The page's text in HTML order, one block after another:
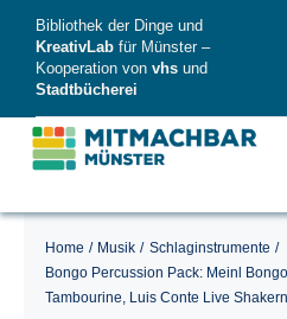
content
Bibliothek der Dinge und
KreativLab für Münster –
Kooperation von vhs und
Stadtbücherei
MitMachBar
Dinge
Home Musik
Schlaginstrumente
Bongo Percussion Pack: Meinl
Tambourine, Luis Conte Live